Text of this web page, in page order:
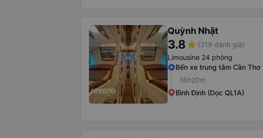
Quỳnh Nhật
3.8star (319 đánh giá)
Limousine 24 phòng
Bến xe trung tâm Cần Thơ
16h20m
Bình Định (Dọc QL1A)